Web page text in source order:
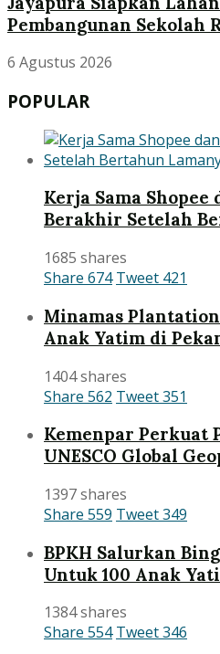
Pembangunan Sekolah
6 Agustus 2026
POPULAR
Kerja Sama Shopee
Berakhir Setelah
1685 shares
Share 674 Tweet 421
Minamas
Anak Yatim di
1404 shares
Share 562 Tweet351
Kemenpar Perkuat
UNESCO Global
1397 shares
Share 559 Tweet349
BPKH Salurkan
Untuk 100 Anak
1384 shares
Share 554 Tweet346